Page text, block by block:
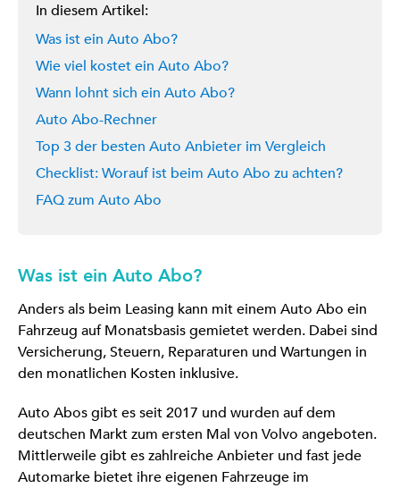
In diesem Artikel:
Was ist ein Auto Abo?
Wie viel kostet ein Auto Abo?
Wann lohnt sich ein Auto Abo?
Auto Abo-Rechner
Top 3 der besten Auto Anbieter im Vergleich
Checklist: Worauf ist beim Auto Abo zu achten?
FAQ zum Auto Abo
Was ist ein Auto Abo?
Anders als beim Leasing kann mit einem Auto Abo ein
Fahrzeug auf Monatsbasis gemietet werden. Dabei sind
Versicherung, Steuern, Reparaturen und Wartungen in
den monatlichen Kosten inklusive.
Auto Abos gibt es seit 2017 und wurden auf dem
deutschen Markt zum ersten Mal von Volvo angeboten.
Mittlerweile gibt es zahlreiche Anbieter und fast jede
Automarke bietet ihre eigenen Fahrzeuge im